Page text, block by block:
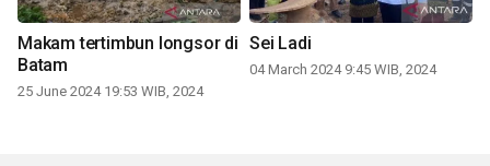
Makam tertimbun longsor di
Batam
25 June 2024 19:53 WIB, 2024
Sei Ladi
04 March 2024 9:45 WIB, 2024